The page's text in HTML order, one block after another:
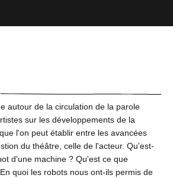
autour de la circulation de la parole
sur les développements de la
l'on peut établir entre les avancées
du théâtre, celle de l'acteur. Qu'est-
d'une machine ? Qu'est ce que
quoi les robots nous ont-ils permis de